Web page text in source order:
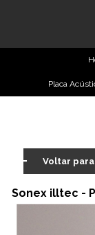
Placa
Voltar
Sonex illtec -